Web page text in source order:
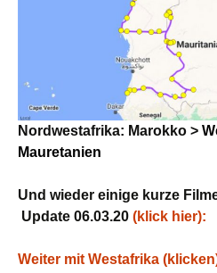
Nordwestafrika: Marokko >
Mauretanien
Und wieder einige kurze
Update 06.03.20 (klick hier):
Weiter mit Westafrika